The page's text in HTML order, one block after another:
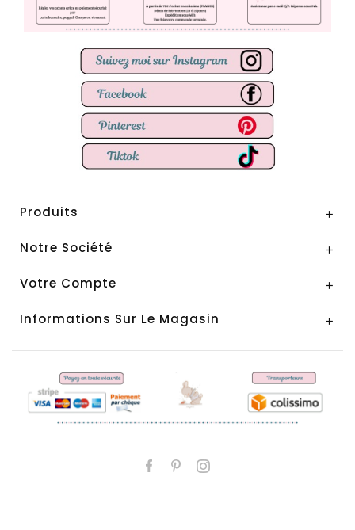
Produits 
Notre Société 
Votre Compte 
Informations Sur Le Magasin 